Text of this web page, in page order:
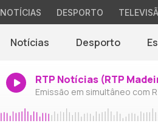
NOTÍCIAS DESPORTO
Notícias Desporto
RTP Notícias (RTP
Emissão em simultâneo com